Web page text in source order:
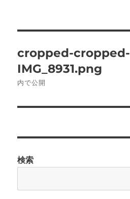
稿
ナ
ビ
シ
ョ
cropped-cropped-
IMG_8931.png
内で公開
検索